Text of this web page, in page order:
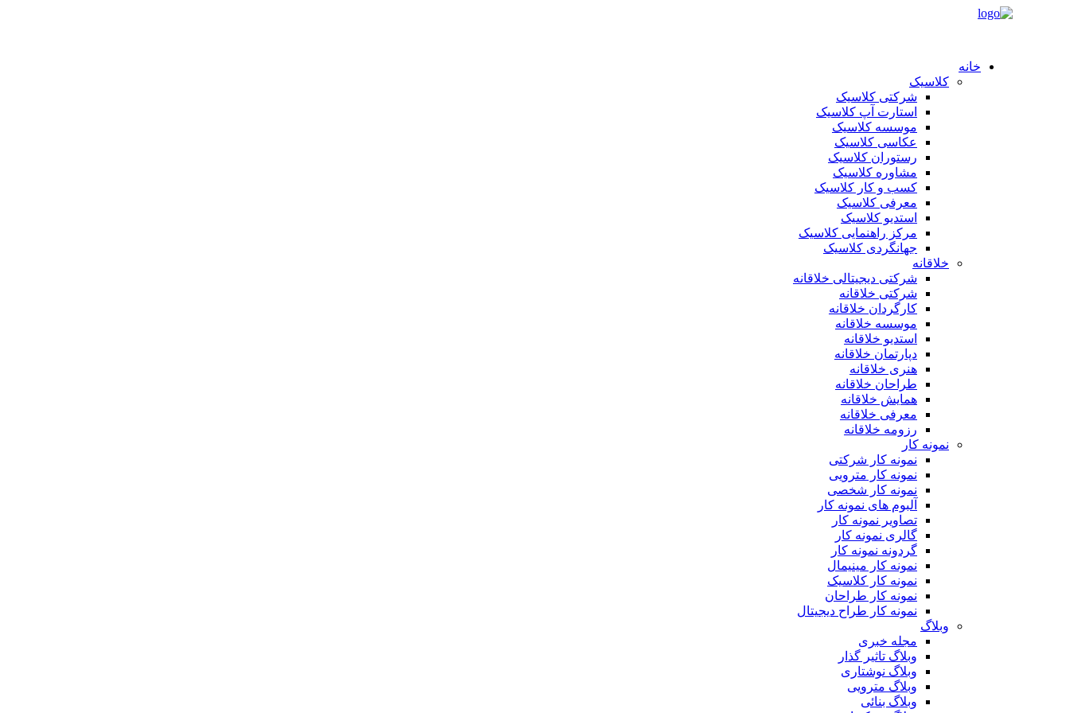
خانه
کلاسیک
شرکتی کلاسیک
استارت آپ کلاسیک
موسسه کلاسیک
عکاسی کلاسیک
رستوران کلاسیک
مشاوره کلاسیک
کسب و کار کلاسیک
معرفی کلاسیک
استدیو کلاسیک
مرکز راهنمایی کلاسیک
جهانگردی کلاسیک
خلاقانه
شرکتی دیجیتالی خلاقانه
شرکتی خلاقانه
کارگردان خلاقانه
موسسه خلاقانه
استدیو خلاقانه
دپارتمان خلاقانه
هنری خلاقانه
طراحان خلاقانه
همایش خلاقانه
معرفی خلاقانه
رزومه خلاقانه
نمونه کار
نمونه کار شرکتی
نمونه کار مترویی
نمونه کار شخصی
آلبوم های نمونه کار
تصاویر نمونه کار
گالری نمونه کار
گردونه نمونه کار
نمونه کار مینیمال
نمونه کار کلاسیک
نمونه کار طراحان
نمونه کار طراح دیجیتال
وبلاگ
مجله خبری
وبلاگ تاثیر گذار
وبلاگ نوشتاری
وبلاگ مترویی
وبلاگ بنائی